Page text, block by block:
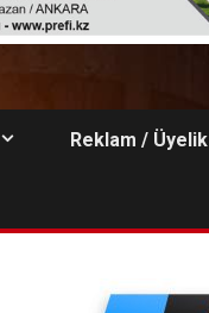
Reklam / Üyelik